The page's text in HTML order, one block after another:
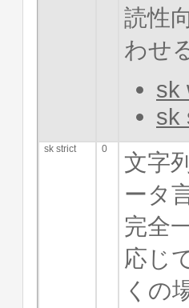
読性
わせ
sk
sk
sk strict 0
文字
ータ
完全
応じ
くの